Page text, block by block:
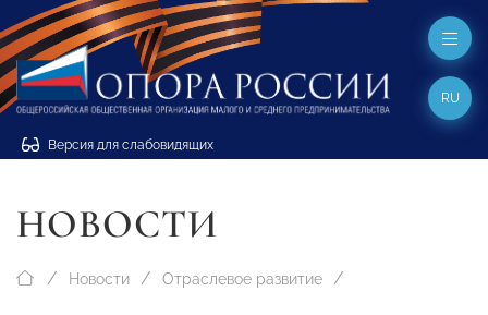
Версия для слабовидящих
RU
НОВОСТИ
Новости Отраслевое развитие